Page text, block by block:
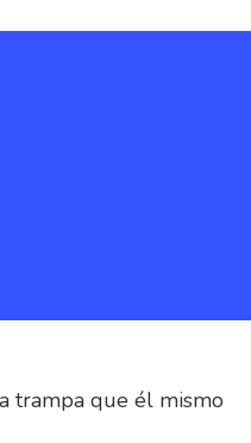
trampa que él mismo